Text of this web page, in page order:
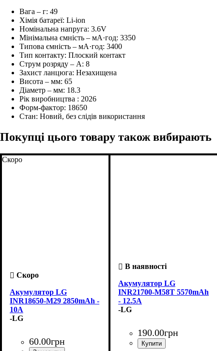
Вага – г: 49
Хімія батареї: Li-ion
Номінальна напруга: 3.6V
Мінімальна ємність – мА·год: 3350
Типова ємність – мА·год: 3400
Тип контакту: Плоский контакт
Струм розряду – А: 8
Захист ланцюга: Незахищена
Висота – мм: 65
Діаметр – мм: 18.3
Рік виробництва : 2026
Форм-фактор: 18650
Стан: Новий, без слідів використання
Покупці цього товару також вибирають
Скоро
Акумулятор LG
INR18650-M29 2850mAh -
10A
-LG
60.00грн
Акумулятор LG
INR21700-M58T 5570mAh
- 12.5A
-LG
190.00грн